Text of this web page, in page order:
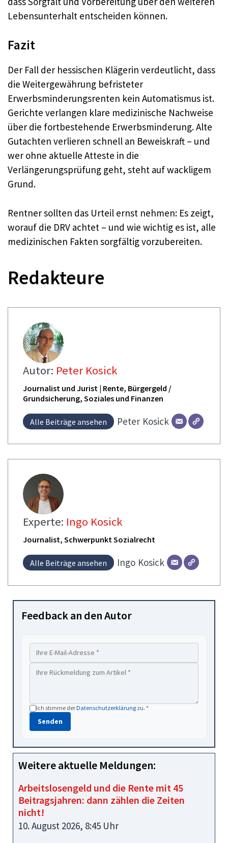
Lebensunterhalt entscheiden können.
Fazit
Der Fall der hessischen Klägerin verdeutlicht, dass
die Weitergewährung befristeter
Erwerbsminderungsrenten kein Automatismus ist.
Gerichte verlangen klare medizinische Nachweise
über die fortbestehende Erwerbsminderung. Alte
Gutachten verlieren schnell an Beweiskraft – und
wer ohne aktuelle Atteste in die
Verlängerungsprüfung geht, steht auf wackligem
Grund.
Rentner sollten das Urteil ernst nehmen: Es zeigt,
worauf die DRV achtet – und wie wichtig es ist, alle
medizinischen Fakten sorgfältig vorzubereiten.
Redakteure
Autor: Peter Kosick
Journalist und Jurist | Rente, Bürgergeld /
Grundsicherung, Soziales und Finanzen
Alle Beiträge ansehen Peter Kosick
Experte: Ingo Kosick
Journalist, Schwerpunkt Sozialrecht
Alle Beiträge ansehen Ingo Kosick
Feedback an den Autor
Ich stimme derDatenschutzerklärung zu. *
Senden
Weitere aktuelle Meldungen:
Arbeitslosengeld und die Rente mit 45
Beitragsjahren: dann zählen die Zeiten
nicht!
10. August 2026, 8:45 Uhr